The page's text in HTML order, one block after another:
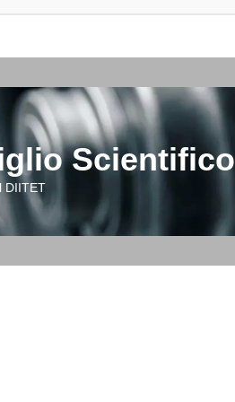
Scientifico
DIITET